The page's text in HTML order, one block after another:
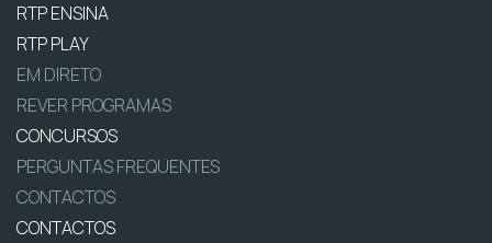
RTP ENSINA
RTP PLAY
EM DIRETO
REVER PROGRAMAS
CONCURSOS
PERGUNTAS FREQUENTES
CONTACTOS
CONTACTOS